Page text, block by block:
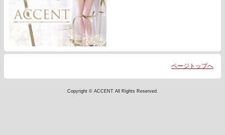
ページトップへ
Copyright © ACCENT All Rights Reserved.